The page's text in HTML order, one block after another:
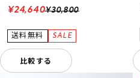
¥30,800
¥24,640
比較する